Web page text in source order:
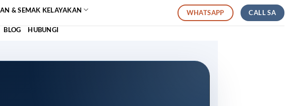
& SEMAK KELAYAKAN
BLOG HUBUNGI
WHATSAPP CALL SA